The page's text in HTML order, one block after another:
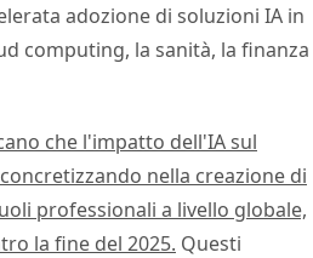
adozione di soluzioni IA in
computing, la sanità, la finanza
che l'impatto dell'IA sul
nella creazione di
professionali a livello globale,
la fine del 2025. Questi